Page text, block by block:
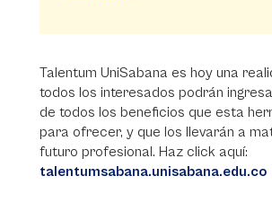
Talentum UniSabana es hoy una
todos los interesados podrán
de todos los beneficios que esta
para ofrecer, y que los llevarán a
futuro profesional. Haz click aquí:
talentumsabana.unisabana.edu.co